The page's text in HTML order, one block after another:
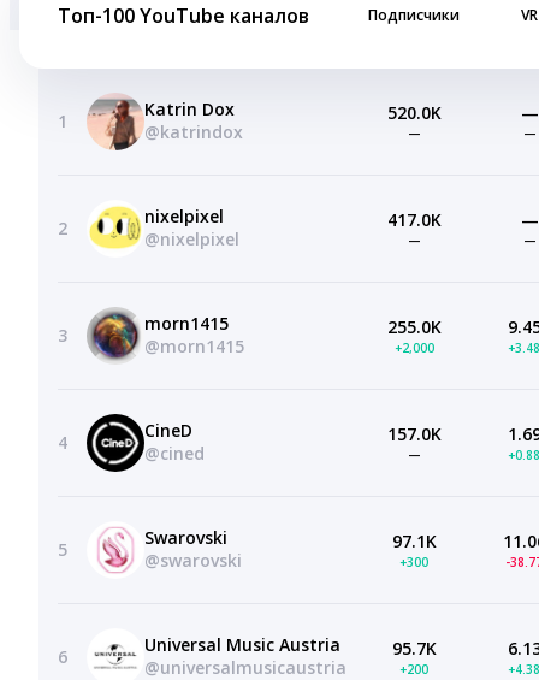
Топ-100 YouTube каналов Подписчики VR
1
Katrin Dox
@katrindox
520.0K
—
—
—
2
nixelpixel
@nixelpixel
417.0K
—
—
—
3
morn1415
@morn1415
255.0K
+2,000
4
CineD
@cined
157.0K
—
5
Swarovski
@swarovski
97.1K
+300 -
6
Universal Music Austria
@universalmusicaustria
95.7K
+200